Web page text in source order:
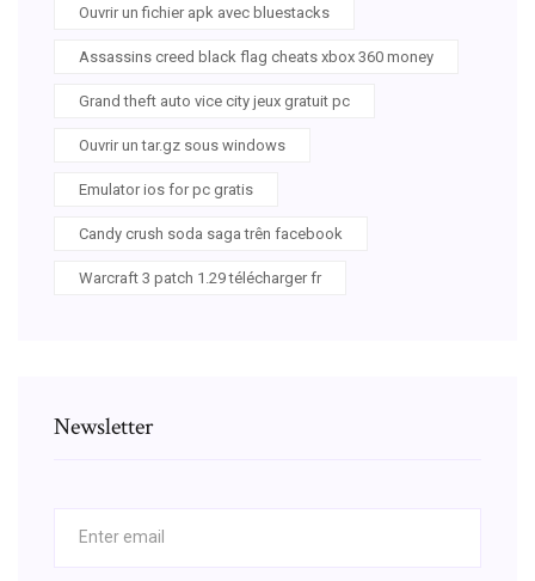
Ouvrir un fichier apk avec bluestacks
Assassins creed black flag cheats xbox 360 money
Grand theft auto vice city jeux gratuit pc
Ouvrir un tar.gz sous windows
Emulator ios for pc gratis
Candy crush soda saga trên facebook
Warcraft 3 patch 1.29 télécharger fr
Newsletter